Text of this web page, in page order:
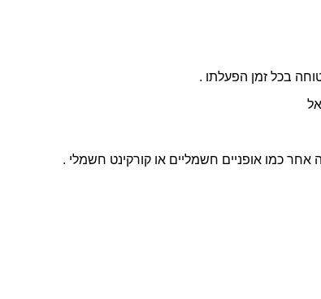
בכל זמן הפעלתו .
אחר כמו אופניים חשמליים או קורקינט חשמלי .